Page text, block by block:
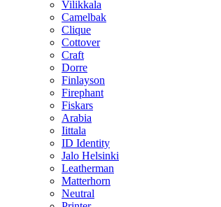
Vilikkala
Camelbak
Clique
Cottover
Craft
Dorre
Finlayson
Firephant
Fiskars
Arabia
Iittala
ID Identity
Jalo Helsinki
Leatherman
Matterhorn
Neutral